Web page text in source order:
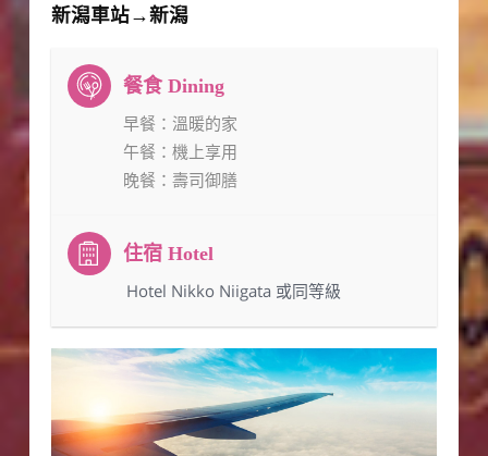
新潟車站→新潟
早餐 ：溫暖的家
午餐 ：機上享用
晚餐 ：壽司御膳
：Hotel Nikko Niigata 或同等級